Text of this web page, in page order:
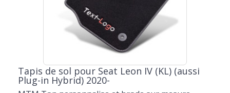
Tapis de sol pour Seat Leon IV (KL) (aussi
Plug-in Hybrid) 2020-